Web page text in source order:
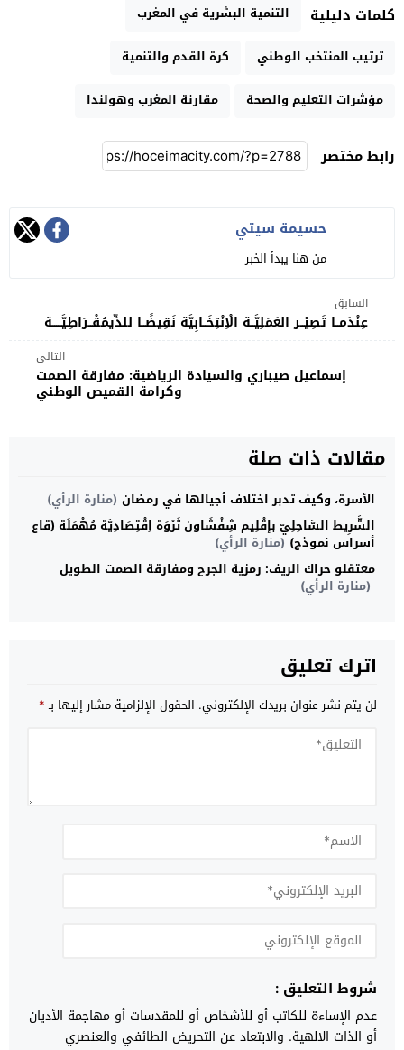
كلمات دليلية
التنمية البشرية في المغرب
ترتيب المنتخب الوطني
كرة القدم والتنمية
مؤشرات التعليم والصحة
مقارنة المغرب وهولندا
رابط مختصر
حسيمة سيتي
من هنا يبدأ الخبر
السابق
عِنْدَمــا تَصِيْــر العَمَلِيَّــة الْاِنْتِخَــابِيَّة نَقِيضًــا للدِّيمُقْــرَاطِيَّـــــة
التالي
إسماعيل صيباري والسيادة الرياضية: مفارقة الصمت
وكرامة القميص الوطني
مقالات ذات صلة
الأسرة، وكيف تدبر اختلاف أجيالها في رمضان (منارة الرأي)
الشَّرِيط السَّاحِلِيّ بإقْلِيم شِفْشَاون ثَرْوَة اِقْتِصَادِيَّة مُهْمَلَة (قاع
أسراس نموذج) (منارة الرأي)
معتقلو حراك الريف: رمزية الجرح ومفارقة الصمت الطويل
(منارة الرأي)
اترك تعليق
لن يتم نشر عنوان بريدك الإلكتروني. الحقول الإلزامية مشار إليها بـ*
شروط التعليق :
عدم الإساءة للكاتب أو للأشخاص أو للمقدسات أو مهاجمة الأديان
أو الذات الالهية. والابتعاد عن التحريض الطائفي والعنصري